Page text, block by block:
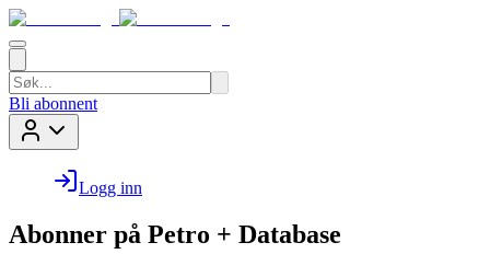
Bli abonnent
Logg inn
Abonner på Petro + Database